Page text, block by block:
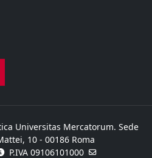
Universitas Mercatorum. Sede
10 - 00186 Roma
P.IVA 09106101000